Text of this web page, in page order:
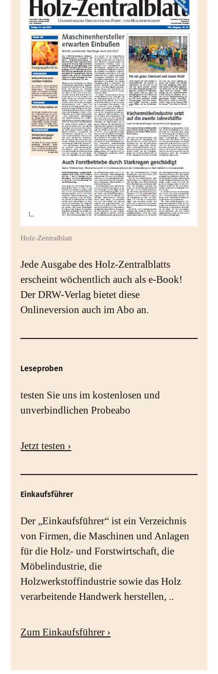
Holz-Zentralblatt
Jede Ausgabe des Holz-Zentralblatts
erscheint wöchentlich auch als e-Book!
Der DRW-Verlag bietet diese
Onlineversion auch im Abo an.
Leseproben
testen Sie uns im kostenlosen und
unverbindlichen Probeabo
Jetzt testen ›
Einkaufsführer
Der „Einkaufsführer“ ist ein Verzeichnis
von Firmen, die Maschinen und Anlagen
für die Holz- und Forstwirtschaft, die
Möbelindustrie, die
Holzwerkstoffindustrie sowie das Holz
verarbeitende Handwerk herstellen, ..
Zum Einkaufsführer ›